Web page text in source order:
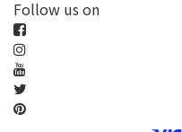
Follow us on